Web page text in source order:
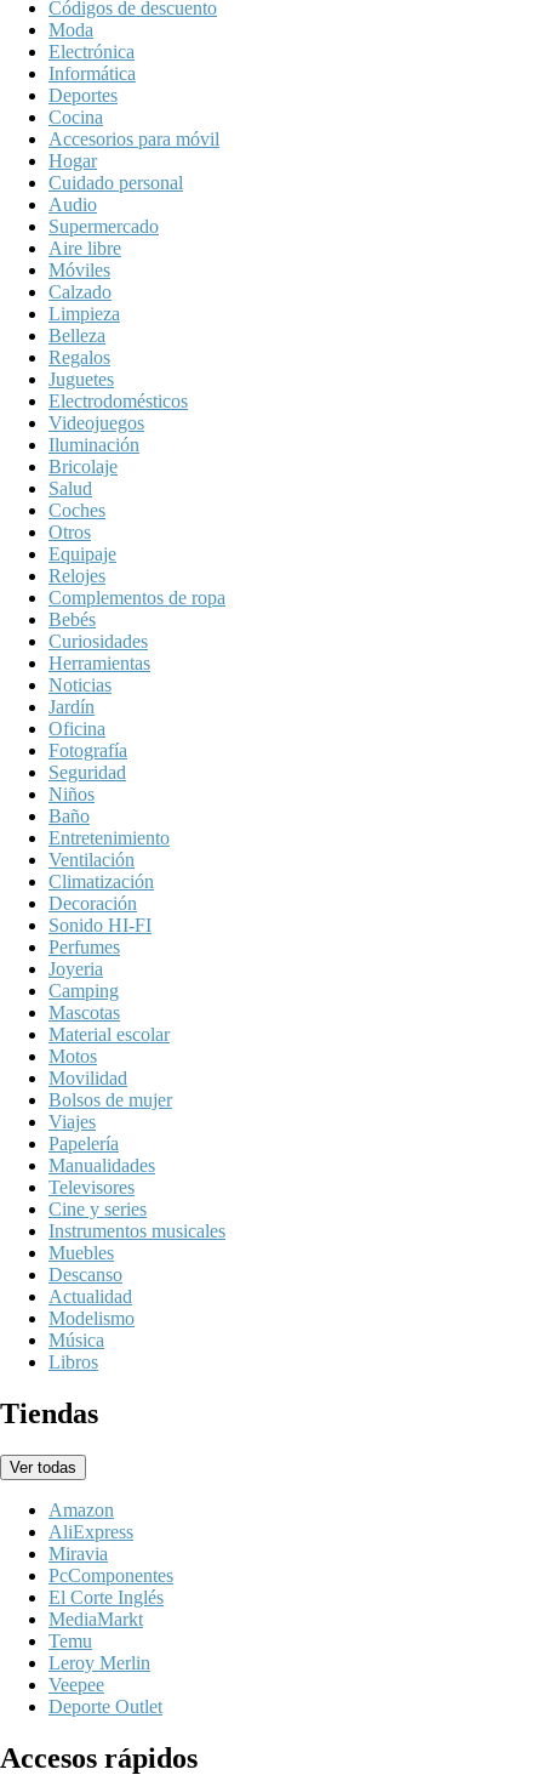
Códigos de descuento
Moda
Electrónica
Informática
Deportes
Cocina
Accesorios para móvil
Hogar
Cuidado personal
Audio
Supermercado
Aire libre
Móviles
Calzado
Limpieza
Belleza
Regalos
Juguetes
Electrodomésticos
Videojuegos
Iluminación
Bricolaje
Salud
Coches
Otros
Equipaje
Relojes
Complementos de ropa
Bebés
Curiosidades
Herramientas
Noticias
Jardín
Oficina
Fotografía
Seguridad
Niños
Baño
Entretenimiento
Ventilación
Climatización
Decoración
Sonido HI-FI
Perfumes
Joyeria
Camping
Mascotas
Material escolar
Motos
Movilidad
Bolsos de mujer
Viajes
Papelería
Manualidades
Televisores
Cine y series
Instrumentos musicales
Muebles
Descanso
Actualidad
Modelismo
Música
Libros
Tiendas
Ver todas
Amazon
AliExpress
Miravia
PcComponentes
El Corte Inglés
MediaMarkt
Temu
Leroy Merlin
Veepee
Deporte Outlet
Accesos rápidos